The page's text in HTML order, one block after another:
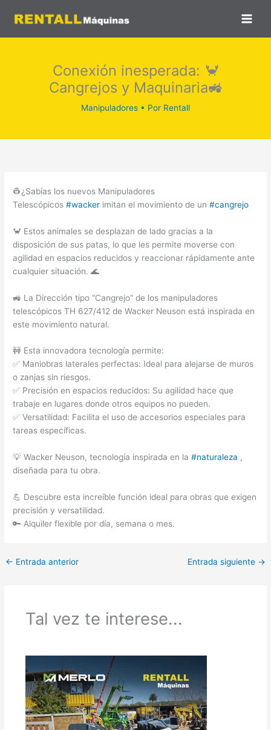
Conexión inesperada: 🦀
Cangrejos y Maquinaria🚜
Manipuladores • Por Rentall
👷¿Sabías los nuevos Manipuladores
Telescópicos#wacker imitan el movimiento de un#cangrejo
🦀 Estos animales se desplazan de lado gracias a la
disposición de sus patas, lo que les permite moverse con
agilidad en espacios reducidos y reaccionar rápidamente ante
cualquier situación. 🌊
🚜 La Dirección tipo “Cangrejo” de los manipuladores
telescópicos TH 627/412 de Wacker Neuson está inspirada en
este movimiento natural.
🚧 Esta innovadora tecnología permite:
✅ Maniobras laterales perfectas: Ideal para alejarse de muros
o zanjas sin riesgos.
✅ Precisión en espacios reducidos: Su agilidad hace que
trabaje en lugares donde otros equipos no pueden.
✅ Versatilidad: Facilita el uso de accesorios especiales para
tareas específicas.
💡 Wacker Neuson, tecnología inspirada en la#naturaleza ,
diseñada para tu obra.
💪 Descubre esta increíble función ideal para obras que exigen
precisión y versatilidad.
🔑 Alquiler flexible por día, semana o mes.
← Entrada anterior Entrada siguiente →
Tal vez te interese...